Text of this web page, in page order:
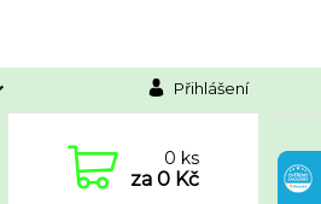
Přihlášení
0ks
za 0 Kč